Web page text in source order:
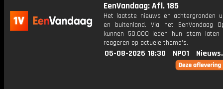
EenVandaag: Afl. 185
Het laatste nieuws en achtergronden
en buitenland. Via het EenVandaag
kunnen 50.000 leden hun stem laten
reageren op actuele thema's.
05-08-2026 18:30 NPO1